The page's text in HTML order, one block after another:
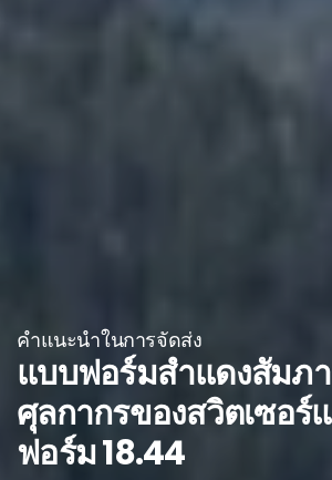
คำแนะนำในการจัดส่ง
แบบฟอร์มสำแดงสัมภ
ศุลกากรของสวิตเซอร์
ฟอร์ม 18.44